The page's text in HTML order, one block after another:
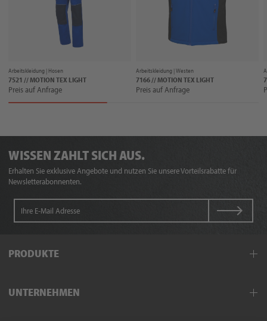
Arbeitskleidung | Hosen
7521 // MOTION TEX LIGHT
Preis auf Anfrage
Arbeitskleidung |Westen
7166 // MOTION TEX LIGHT
Preis auf Anfrage
WISSEN ZAHLT SICH AUS.
Erhalten Sie exklusive Angebote und nutzen Sie unsere Vorteilsrabatte für
Newsletterabonnenten.
PRODUKTE
Schutzkleidung
UNTERNEHMEN